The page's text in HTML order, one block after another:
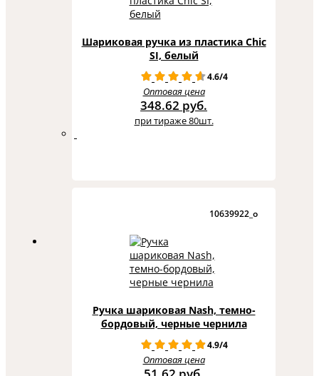
Шариковая ручка из пластика Chic
SI, белый
4.6/4
Оптовая цена
348.62 руб.
при тираже 80шт.
10639922_o
Ручка шариковая Nash, темно-
бордовый, черные чернила
4.9/4
Оптовая цена